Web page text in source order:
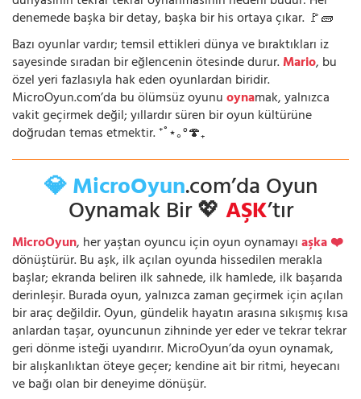
denemede başka bir detay, başka bir his ortaya çıkar. 🚩🧱
Bazı oyunlar vardır; temsil ettikleri dünya ve bıraktıkları iz
sayesinde sıradan bir eğlencenin ötesinde durur.Mario, bu
özel yeri fazlasıyla hak eden oyunlardan biridir.
MicroOyun.com’da bu ölümsüz oyunuoynamak, yalnızca
vakit geçirmek değil; yıllardır süren bir oyun kültürüne
doğrudan temas etmektir. ⁺˚⋆｡°🍄₊
💎 MicroOyun.com’da Oyun
Oynamak Bir 💖AŞK’tır
MicroOyun, her yaştan oyuncu için oyun oynamayıaşka ❤️
dönüştürür. Bu aşk, ilk açılan oyunda hissedilen merakla
başlar; ekranda beliren ilk sahnede, ilk hamlede, ilk başarıda
derinleşir. Burada oyun, yalnızca zaman geçirmek için açılan
bir araç değildir. Oyun, gündelik hayatın arasına sıkışmış kısa
anlardan taşar, oyuncunun zihninde yer eder ve tekrar tekrar
geri dönme isteği uyandırır. MicroOyun’da oyun oynamak,
bir alışkanlıktan öteye geçer; kendine ait bir ritmi, heyecanı
ve bağı olan bir deneyime dönüşür.